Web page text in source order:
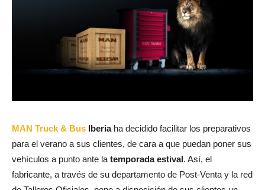
MAN Truck & Bus Iberiaha decidido facilitar los preparativos
para el verano a sus clientes, de cara a que puedan poner sus
vehículos a punto ante la temporada estival. Así, el
fabricante, a través de su departamento de Post-Venta y la red